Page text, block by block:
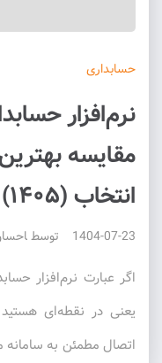
حسابداری
نرم‌افزار
مقایسه
انتخاب (۱۴۰۵)
1404-07-23 توسط
اگر عبارت نرم‌افزار
یعنی در نقطه‌ای
اتصال مطمئن به سامانه